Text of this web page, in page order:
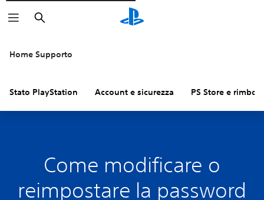
Cerca
Home Supporto
Stato PlayStation Account e sicurezza PS Store e
Come modificare o
reimpostare la password